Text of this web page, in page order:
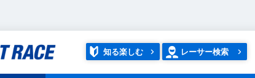
知る楽しむ レーサー検索